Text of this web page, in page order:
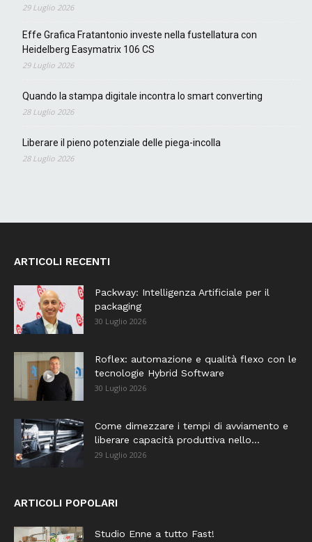
29 Luglio 2026
Effe Grafica Fratantonio investe nella fustellatura con
Heidelberg Easymatrix 106 CS
29 Luglio 2026
Quando la stampa digitale incontra lo smart converting
28 Luglio 2026
Liberare il pieno potenziale delle piega-incolla
28 Luglio 2026
ARTICOLI RECENTI
Packway: Intelligenza Artificiale per il
packaging
30 Luglio 2026
Roflex: automazione e qualità flexo con le
tecnologie Hybrid Software
30 Luglio 2026
Come dimezzare i tempi di avviamento e
liberare capacità produttiva nello...
29 Luglio 2026
ARTICOLI POPOLARI
Studio Enne a tutto Fast!